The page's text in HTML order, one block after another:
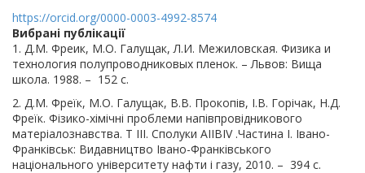
https://orcid.org/0000-0003-4992-8574
Вибрані публікації
1. Д.М. Фреик, М.О. Галущак, Л.И. Межиловская. Физика и
технология полупроводниковых пленок. – Львов: Вища
школа. 1988. – 152 с.
2. Д.М. Фреїк, М.О. Галущак, В.В. Прокопів, І.В. Горічак, Н.Д.
Фреїк. Фізико-хімічні проблеми напівпровідникового
матеріалознавства. Т ІІІ. Сполуки АIІВІV .Частина I. Івано-
Франківськ: Видавництво Івано-Франківського
національного університету нафти і газу, 2010. – 394 с.